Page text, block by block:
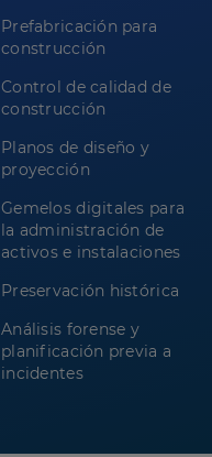
Prefabricación para
construcción
Control de calidad de
construcción
Planos de diseño y
proyección
Gemelos digitales para
la administración de
activos e instalaciones
Preservación histórica
Análisis forense y
planificación previa a
incidentes